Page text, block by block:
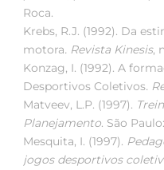
Roca.
Krebs, R.J. (1992). Da
motora. Revista Kinesis,
Konzag, I. (1992). A
Desportivos Coletivos.
Matveev, L.P. (1997).
Planejamento. São
Mesquita, I. (1997).
jogos desportivos